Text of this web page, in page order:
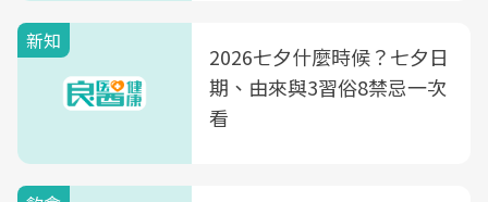
新知
2026七夕什麼時候？七夕日
期、由來與3習俗8禁忌一次
看